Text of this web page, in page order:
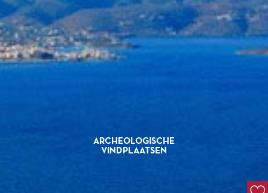
ARCHEOLOGISCHE
VINDPLAATSEN